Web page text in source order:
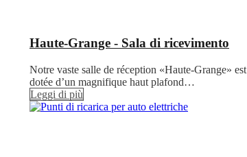
Haute-Grange - Sala di ricevimento
Notre vaste salle de réception «Haute-Grange» est
dotée d’un magnifique haut plafond…
Leggi di più